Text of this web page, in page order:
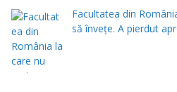
Facultatea din
să înveţe. A pierdut